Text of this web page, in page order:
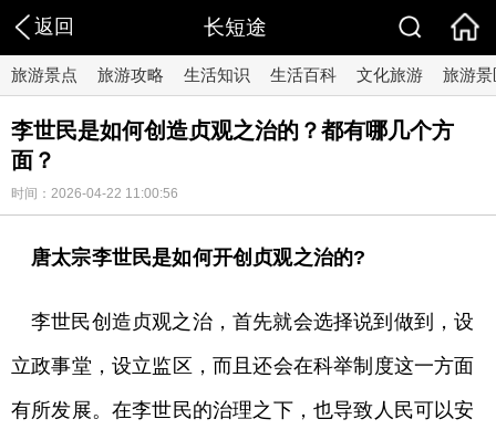
返回 长短途
旅游景点 旅游攻略 生活知识 生活百科 文化旅游 旅游景
李世民是如何创造贞观之治的？都有哪几个方
面？
时间：2026-04-22 11:00:56
唐太宗李世民是如何开创贞观之治的?
李世民创造贞观之治，首先就会选择说到做到，设
立政事堂，设立监区，而且还会在科举制度这一方面
有所发展。在李世民的治理之下，也导致人民可以安